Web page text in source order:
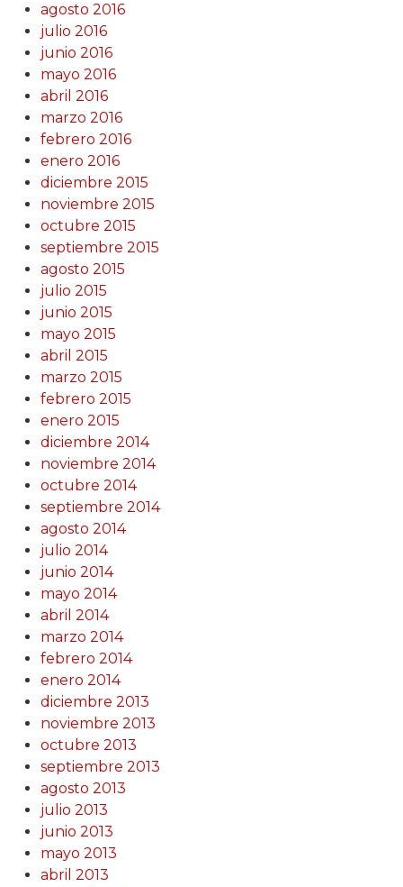
agosto 2016
julio 2016
junio 2016
mayo 2016
abril 2016
marzo 2016
febrero 2016
enero 2016
diciembre 2015
noviembre 2015
octubre 2015
septiembre 2015
agosto 2015
julio 2015
junio 2015
mayo 2015
abril 2015
marzo 2015
febrero 2015
enero 2015
diciembre 2014
noviembre 2014
octubre 2014
septiembre 2014
agosto 2014
julio 2014
junio 2014
mayo 2014
abril 2014
marzo 2014
febrero 2014
enero 2014
diciembre 2013
noviembre 2013
octubre 2013
septiembre 2013
agosto 2013
julio 2013
junio 2013
mayo 2013
abril 2013